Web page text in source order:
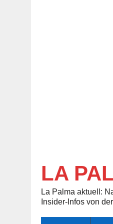
LA
La Palma aktuell:
Insider-Infos von